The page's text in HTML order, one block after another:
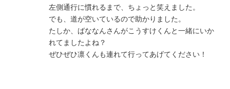
左側通行に慣れるまで、ちょっと笑えました。
でも、道が空いているので助かりました。
たしか、ばななんさんがこうすけくんと一緒にいか
れてましたよね？
ぜひぜひ凛くんも連れて行ってあげてください！